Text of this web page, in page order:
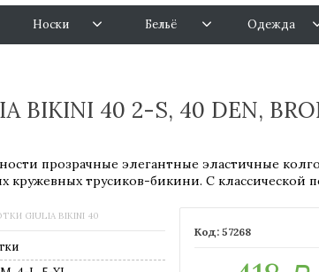
Носки Бельё Одежда
BIKINI 40 2-S, 40 DEN,
прозрачные элегантные эластичные
кружевных трусиков-бикини. С классической
57268
GIULIA BIKINI 40